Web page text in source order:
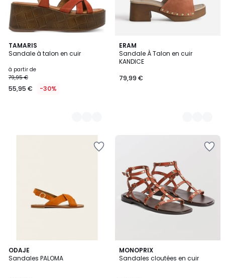
TAMARIS
Sandale à talon en cuir
à partir de
79,95 €
55,95 € -30%
3
Couleurs
ERAM
Sandale À Talon en cuir
KANDICE
79,99 €
2
Couleurs
ODAJE
Sandales PALOMA
MONOPRIX
Sandales cloutées en cuir
2
Couleurs